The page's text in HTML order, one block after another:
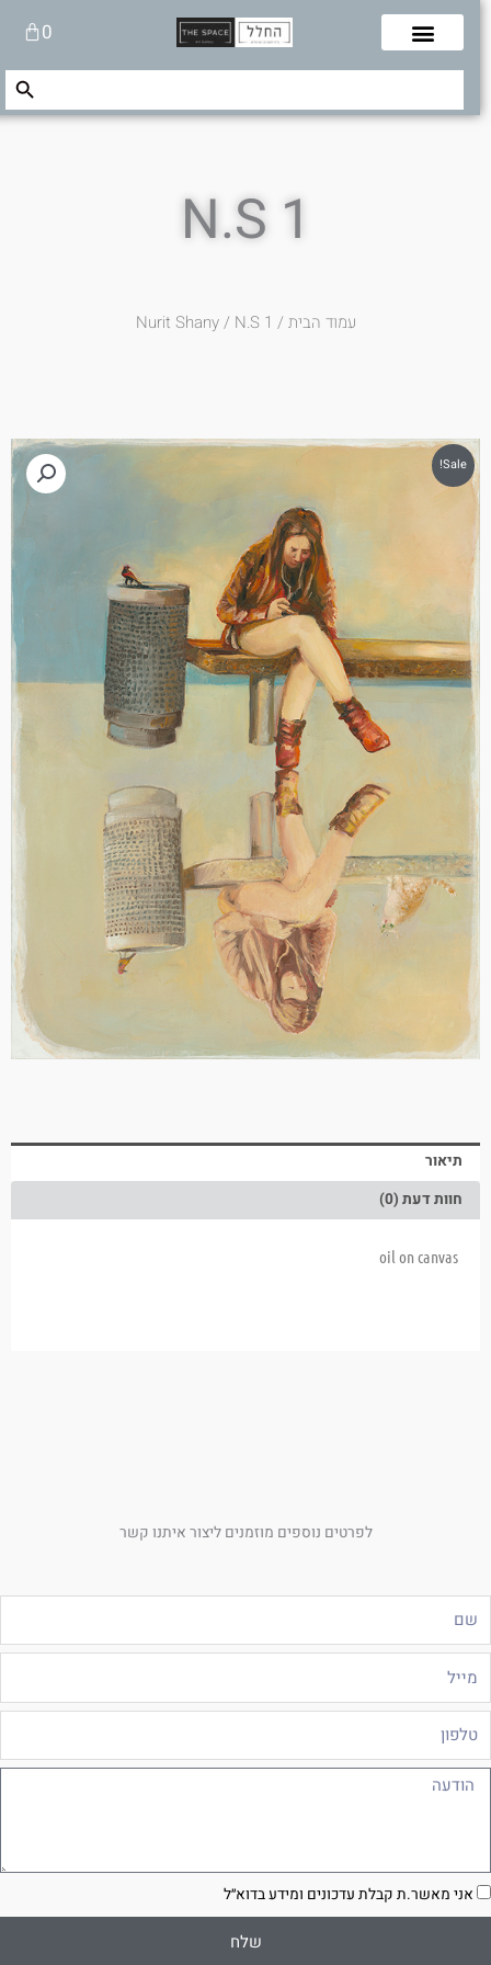
0עגלת
קניות
Search
Search Button
N.S 1
עמוד הבית/
Nurit Shany/ N.S 1
Sale!
תיאור
חוות דעת (0)
oil on canvas
לפרטים נוספים מוזמנים ליצור איתנו קשר
אני מאשר.ת קבלת עדכונים ומידע בדוא״ל
שלח